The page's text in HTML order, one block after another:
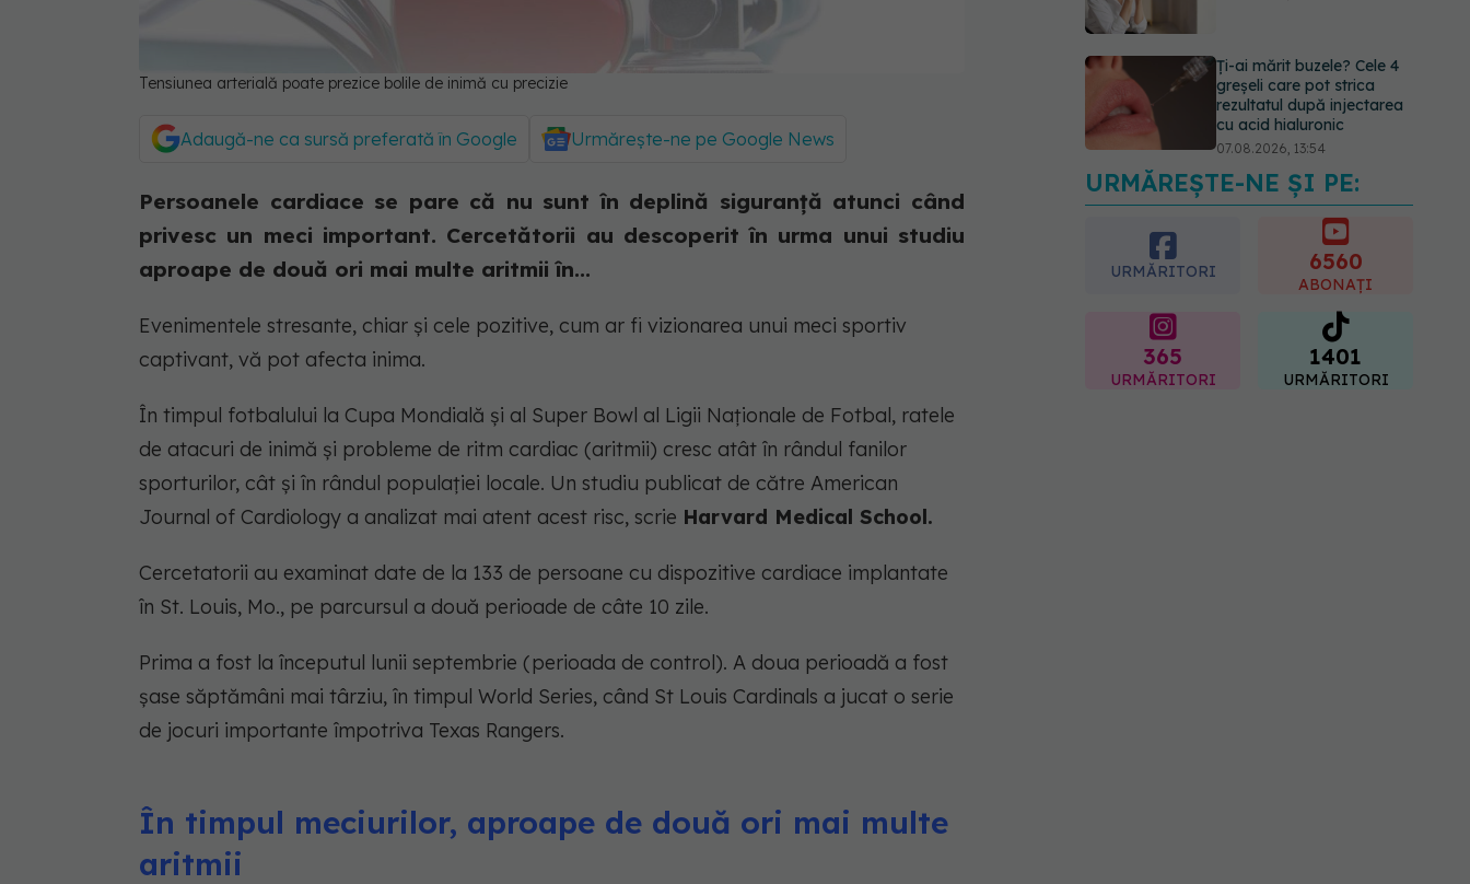
Tensiunea arterială poate prezice bolile de inimă cu precizie
Adaugă-ne ca sursă preferată în Google Urmărește-ne pe Google News
Persoanele cardiace se pare că nu sunt în deplină siguranță atunci când
privesc un meci important. Cercetătorii au descoperit în urma unui studiu
aproape de două ori mai multe aritmii în...
Evenimentele stresante, chiar și cele pozitive, cum ar fi vizionarea unui meci sportiv
captivant, vă pot afecta inima.
În timpul fotbalului la Cupa Mondială și al Super Bowl al Ligii Naționale de Fotbal, ratele
de atacuri de inimă și probleme de ritm cardiac (aritmii) cresc atât în rândul fanilor
sporturilor, cât și în rândul populației locale. Un studiu publicat de către American
Journal of Cardiology a analizat mai atent acest risc, scrie Harvard Medical School.
Cercetatorii au examinat date de la 133 de persoane cu dispozitive cardiace implantate
în St. Louis, Mo., pe parcursul a două perioade de câte 10 zile.
Prima a fost la începutul lunii septembrie (perioada de control). A doua perioadă a fost
șase săptămâni mai târziu, în timpul World Series, când St Louis Cardinals a jucat o serie
de jocuri importante împotriva Texas Rangers.
În timpul meciurilor, aproape de două ori mai multe
aritmii
Testul din deget care ar
putea indica riscul pentru 8
boli majore
07.08.2026, 18:34
Dieta care poate crește
brusc colesterolul. Cine
este mai expus
07.08.2026, 17:22
URMĂREȘTE-NE ȘI PE:
URMĂRITORI 6560
ABONAȚI
365
URMĂRITORI
1401
URMĂRITORI